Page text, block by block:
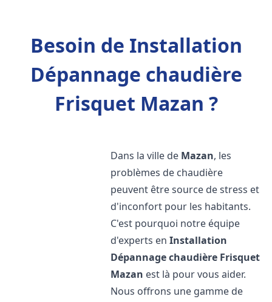
Besoin de Installation
Dépannage chaudière
Frisquet Mazan ?
Dans la ville de Mazan, les
problèmes de chaudière
peuvent être source de stress et
d'inconfort pour les habitants.
C'est pourquoi notre équipe
d'experts enInstallation
Dépannage chaudière Frisquet
Mazan est là pour vous aider.
Nous offrons une gamme de